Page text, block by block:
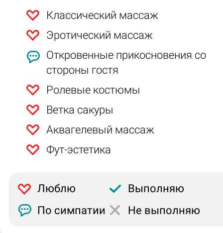
Классический массаж
Эротический массаж
Откровенные прикосновения со
стороны гостя
Ролевые костюмы
Ветка сакуры
Аквагелевый массаж
Фут-эстетика
Люблю
Выполняю
По симпатии
Не выполняю